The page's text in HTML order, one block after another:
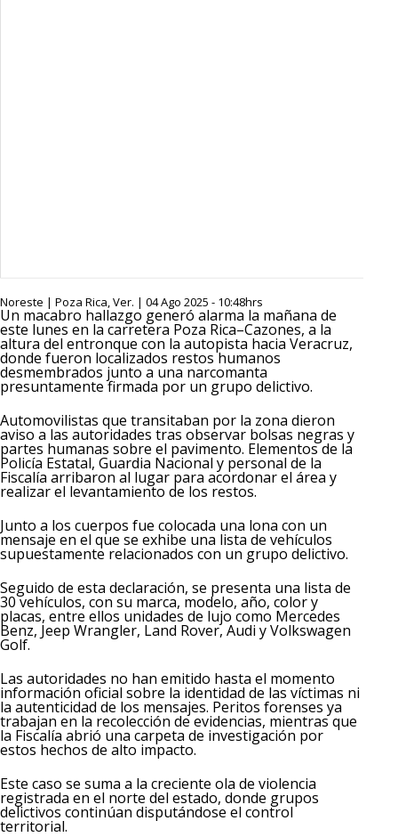
Noreste | Poza Rica, Ver. | 04 Ago 2025 - 10:48hrs
Un macabro hallazgo generó alarma la mañana de
este lunes en la carretera Poza Rica–Cazones, a la
altura del entronque con la autopista hacia Veracruz,
donde fueron localizados restos humanos
desmembrados junto a una narcomanta
presuntamente firmada por un grupo delictivo.
Automovilistas que transitaban por la zona dieron
aviso a las autoridades tras observar bolsas negras y
partes humanas sobre el pavimento. Elementos de la
Policía Estatal, Guardia Nacional y personal de la
Fiscalía arribaron al lugar para acordonar el área y
realizar el levantamiento de los restos.
Junto a los cuerpos fue colocada una lona con un
mensaje en el que se exhibe una lista de vehículos
supuestamente relacionados con un grupo delictivo.
Seguido de esta declaración, se presenta una lista de
30 vehículos, con su marca, modelo, año, color y
placas, entre ellos unidades de lujo como Mercedes
Benz, Jeep Wrangler, Land Rover, Audi y Volkswagen
Golf.
Las autoridades no han emitido hasta el momento
información oficial sobre la identidad de las víctimas ni
la autenticidad de los mensajes. Peritos forenses ya
trabajan en la recolección de evidencias, mientras que
la Fiscalía abrió una carpeta de investigación por
estos hechos de alto impacto.
Este caso se suma a la creciente ola de violencia
registrada en el norte del estado, donde grupos
delictivos continúan disputándose el control
territorial.